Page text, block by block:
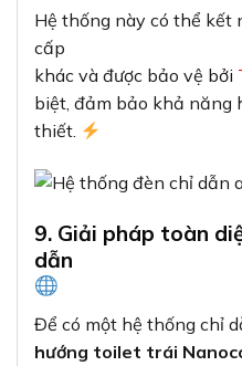
Hệ thống này có thể kết
cấp
khác và được bảo vệ bởi
biệt, đảm bảo khả năng
thiết.
9. Giải pháp toàn
dẫn
Để có một hệ thống chỉ
hướng toilet trái